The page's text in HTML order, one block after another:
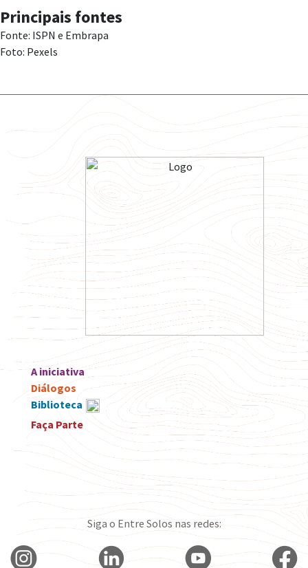
Principais fontes
Fonte: ISPN e Embrapa
Foto: Pexels
A iniciativa
Diálogos
Biblioteca
Faça Parte
Siga o Entre Solos nas redes: